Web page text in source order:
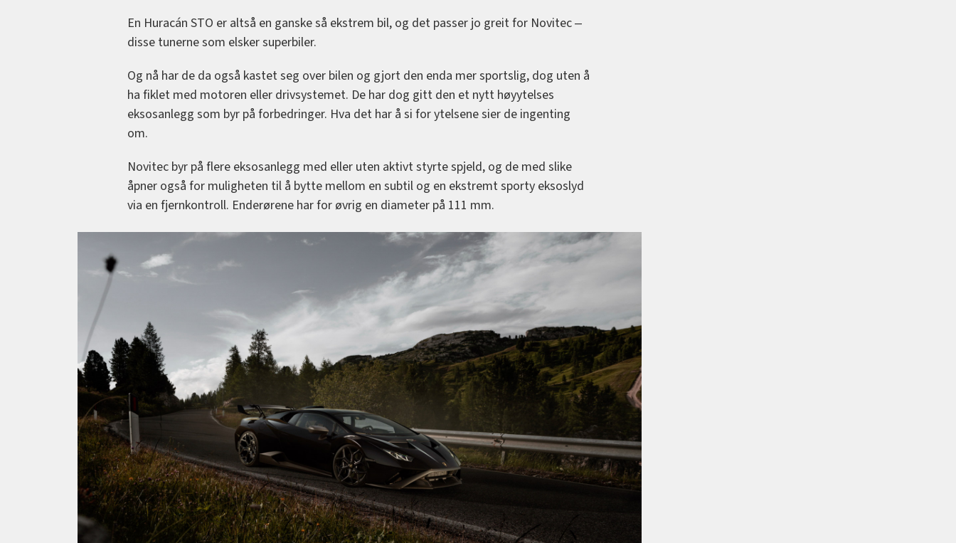
En Huracán STO er altså en ganske så ekstrem bil, og det passer jo greit for Novitec ‒
disse tunerne som elsker superbiler.
Og nå har de da også kastet seg over bilen og gjort den enda mer sportslig, dog uten å
ha fiklet med motoren eller drivsystemet. De har dog gitt den et nytt høyytelses
eksosanlegg som byr på forbedringer. Hva det har å si for ytelsene sier de ingenting
om.
Novitec byr på flere eksosanlegg med eller uten aktivt styrte spjeld, og de med slike
åpner også for muligheten til å bytte mellom en subtil og en ekstremt sporty eksoslyd
via en fjernkontroll. Enderørene har for øvrig en diameter på 111 mm.